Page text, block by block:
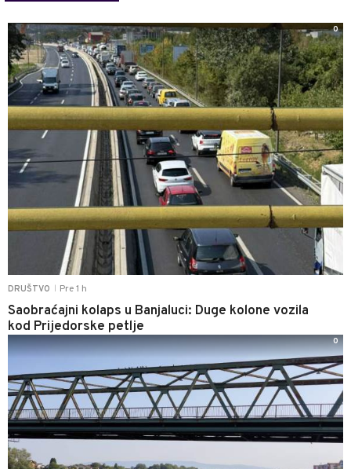
DRUŠTVO Pre 1 h
Saobraćajni kolaps u Banjaluci: Duge kolone vozila
kod Prijedorske petlje
0
0